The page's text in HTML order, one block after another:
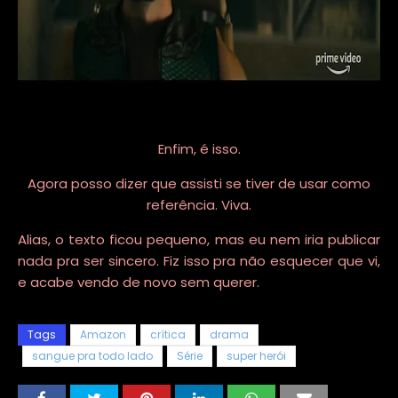
Enfim, é isso.
Agora posso dizer que assisti se tiver de usar como
referência. Viva.
Alias, o texto ficou pequeno, mas eu nem iria publicar
nada pra ser sincero. Fiz isso pra não esquecer que vi,
e acabe vendo de novo sem querer.
Tags Amazon crítica
drama
sangue pra todo lado
Série super herói